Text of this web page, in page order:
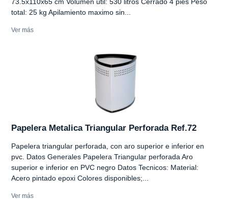
total: 25 kg Apilamiento maximo sin...
Ver más
Papelera Metalica Triangular Perforada Ref.72
Papelera triangular perforada, con aro superior e inferior en
pvc. Datos Generales Papelera Triangular perforada Aro
superior e inferior en PVC negro Datos Tecnicos: Material:
Acero pintado epoxi Colores disponibles;...
Ver más